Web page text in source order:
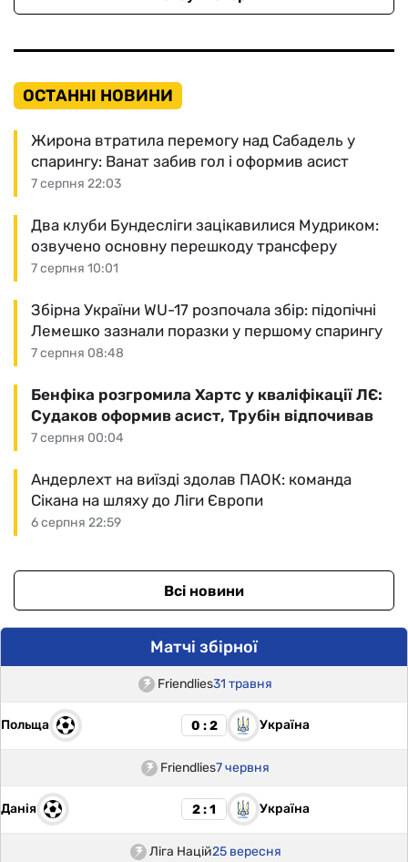
ОСТАННІ НОВИНИ
7 серпня 22:03
Жирона втратила перемогу над Сабадель у
спарингу: Ванат забив гол і оформив асист
7 серпня 10:01
Два клуби Бундесліги зацікавилися Мудриком:
озвучено основну перешкоду трансферу
7 серпня 08:48
Збірна України WU-17 розпочала збір: підопічні
Лемешко зазнали поразки у першому спарингу
7 серпня 00:04
Бенфіка розгромила Хартс у кваліфікації ЛЄ:
Судаков оформив асист, Трубін відпочивав
6 серпня 22:59
Андерлехт на виїзді здолав ПАОК: команда
Сікана на шляху до Ліги Європи
Всі новини
Матчі збірної
Friendlies31 травня
Польща 0 : 2 Україна
Friendlies7 червня
Данія 2 : 1 Україна
Ліга Націй25 вересня